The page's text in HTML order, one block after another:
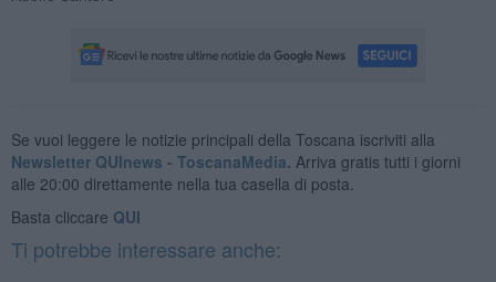
Se vuoi leggere le notizie principali della Toscana iscriviti alla
Newsletter QUInews - ToscanaMedia. Arriva gratis tutti i giorni
alle 20:00 direttamente nella tua casella di posta.
Basta cliccare QUI
Ti potrebbe interessare anche: